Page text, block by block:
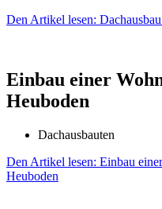
Den Artikel lesen:
Einbau einer
Heuboden
Dachausbauten
Den Artikel lesen: Einbau
Heuboden